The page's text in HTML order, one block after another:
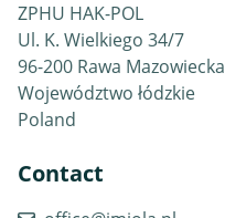
ZPHU HAK-POL
Ul. K. Wielkiego 34/7
96-200 Rawa Mazowiecka
Województwo łódzkie
Poland
Contact